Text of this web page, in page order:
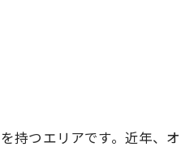
つエリアです。近年、